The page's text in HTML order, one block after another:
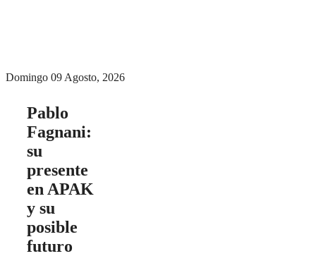
Domingo 09 Agosto, 2026
Pablo
Fagnani:
su
presente
en APAK
y su
posible
futuro